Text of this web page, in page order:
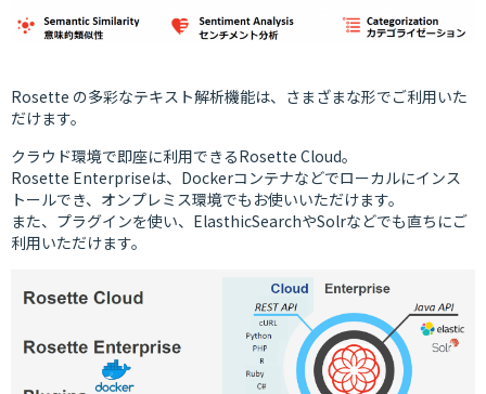
Rosette の多彩なテキスト解析機能は、さまざまな形でご利用いた
だけます。
クラウド環境で即座に利用できるRosette Cloud。
Rosette Enterpriseは、Dockerコンテナなどでローカルにインス
トールでき、オンプレミス環境でもお使いいただけます。
また、プラグインを使い、ElasthicSearchやSolrなどでも直ちにご
利用いただけます。